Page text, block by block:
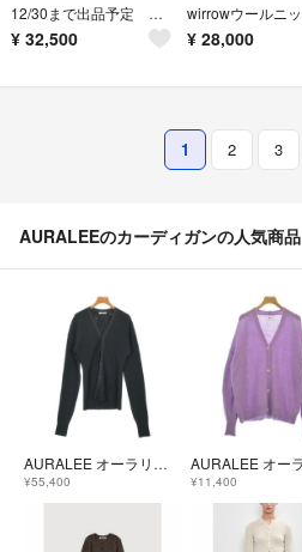
12/30まで出品予定 タグ付き未使用auralee ボーダー カーディガン
¥ 32,500 ¥ 28,000
1 2 3
AURALEEのカーディガンの人気商品
AURALEE オーラリー カーディガン M 黒 【古着】【中古】【送料無料】
¥55,400 ¥11,400